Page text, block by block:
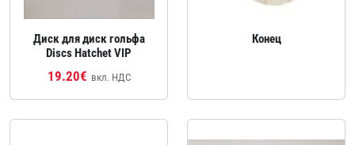
Диск для диск гольфа
Discs Hatchet VIP
19.20€ вкл. НДС
Конец